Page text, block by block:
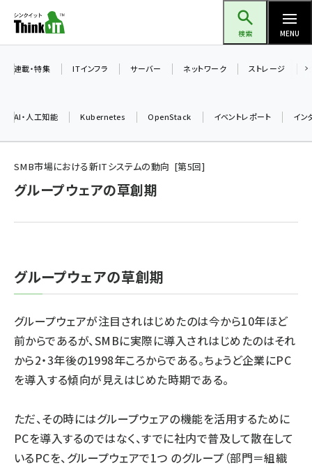
ン
ツ
検索 MENU
加藤銘のチーム貢献～仲間と築いた勝利の絆～ (2352)
genai (1506)
ai crunch (1375)
連載・特集 ITインフラ サーバー ネットワーク ストレージ
AI・人工知能 Kubernetes OpenStack イベントレポート イン
SMB市場における新ITシステムの動向 第5回
グループウェアの草創期
グループウェアの草創期
グループウェアが注目されはじめたのは今から10年ほど
前からであるが、SMBに実際に導入されはじめたのはそれ
から2・3年後の1998年ころからである。ちょうど企業にPC
を導入する傾向が見えはじめた時期である。
ただ、その時にはグループウェアの機能を活用するために
PCを導入するのではなく、すでに社内で普及して散在して
いるPCを、グループウェアで1つ のグループ（部門＝組織